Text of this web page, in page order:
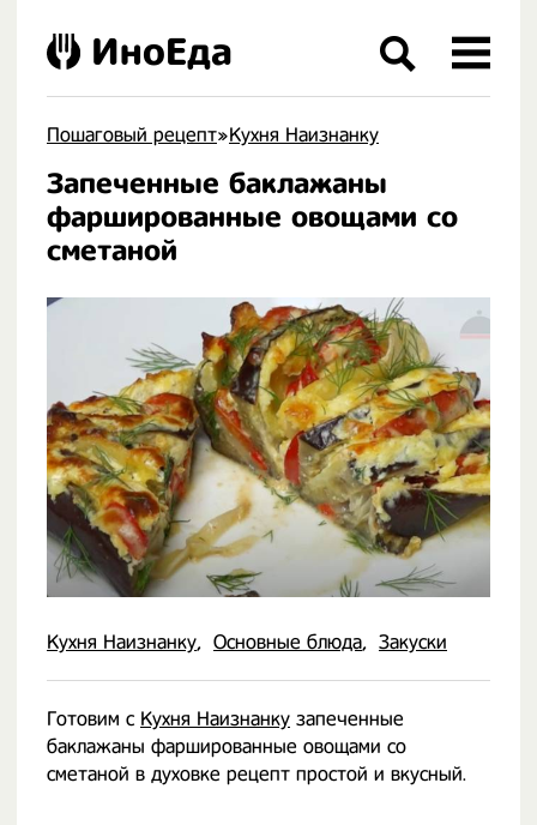
Пошаговый рецепт»Кухня Наизнанку
Запеченные баклажаны
фаршированные овощами со
сметаной
Кухня Наизнанку Основные блюда Закуски
Готовим с Кухня Наизнанку запеченные
баклажаны фаршированные овощами со
сметаной в духовке рецепт простой и вкусный.
ИноЕда